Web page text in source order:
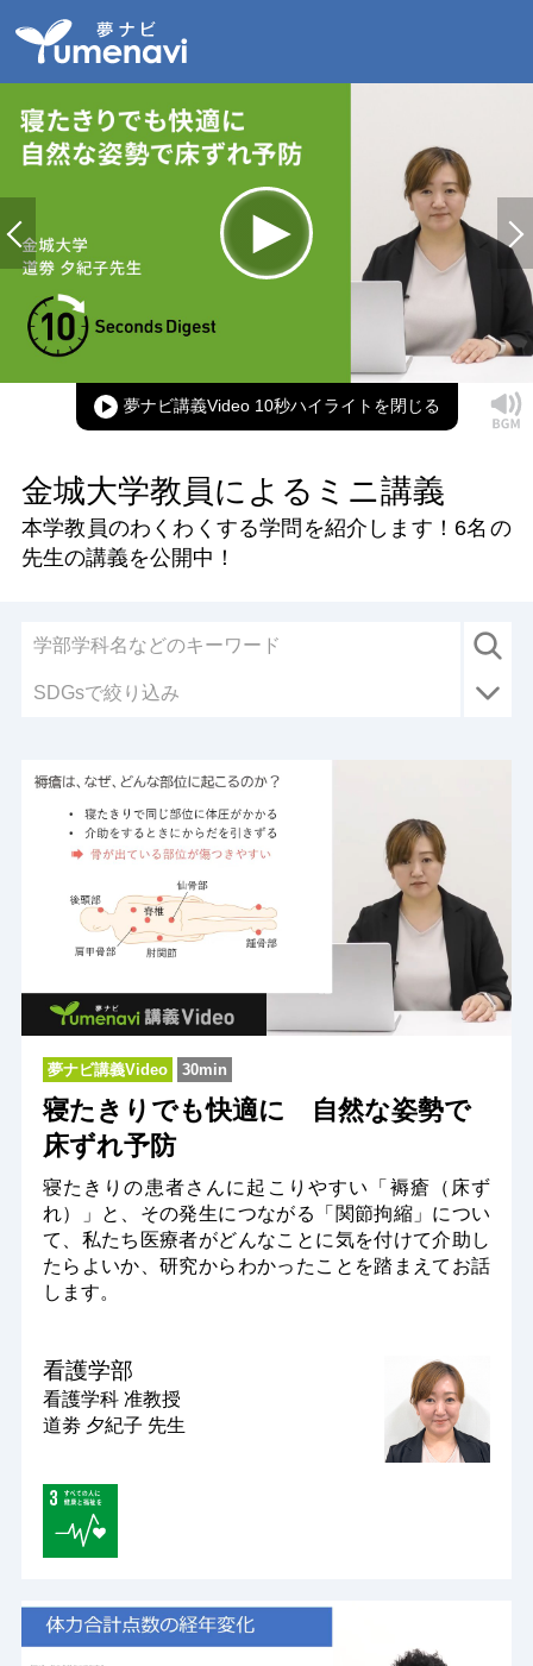
Time
Picture-
in-
Picture
夢ナビ講義Video 10秒ハイライト
金城大学教員によるミニ講義
本学教員のわくわくする学問を紹介します！ 6名 の
先生の講義を公開中！
SDGsで絞り込み
夢ナビ講義Video 30min
寝たきりでも快適に 自然な姿勢で
床ずれ予防
寝たきりの患者さんに起こりやすい「褥瘡（床ず
れ）」と、その発生につながる「関節拘縮」につい
て、私たち医療者がどんなことに気を付けて介助し
たらよいか、研究からわかったことを踏まえてお話
します。
看護学部
看護学科 准教授
道劵 夕紀子 先生